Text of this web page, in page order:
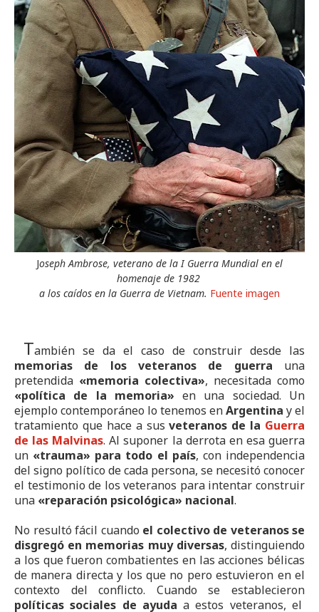
Joseph Ambrose, veterano de la I Guerra Mundial en el
homenaje de 1982
a los caídos en la Guerra de Vietnam. Fuente imagen
También se da el caso de construir desde las
memorias de los veteranos de guerra una
pretendida «memoria colectiva», necesitada como
«política de la memoria» en una sociedad. Un
ejemplo contemporáneo lo tenemos enArgentina y el
tratamiento que hace a susveteranos de la Guerra
de las Malvinas. Al suponer la derrota en esa guerra
un «trauma» para todo el país, con independencia
del signo político de cada persona, se necesitó conocer
el testimonio de los veteranos para intentar construir
una «reparación psicológica» nacional.
No resultó fácil cuando el colectivo de veteranos se
disgregó en memorias muy diversas, distinguiendo
a los que fueron combatientes en las acciones bélicas
de manera directa y los que no pero estuvieron en el
contexto del conflicto. Cuando se establecieron
políticas sociales de ayuda a estos veteranos, el